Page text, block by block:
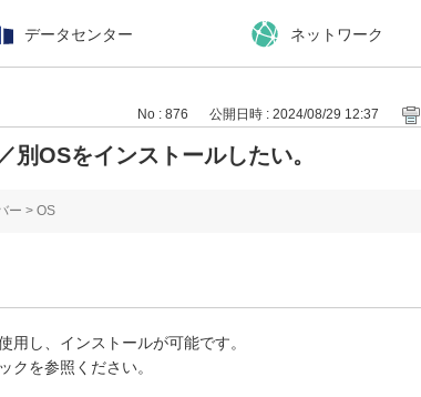
データセンター ネットワーク
No : 876 公開日時 : 2024/08/29 12:37
OSをインストールしたい。
ー > OS
用し、インストールが可能です。
クを参照ください。